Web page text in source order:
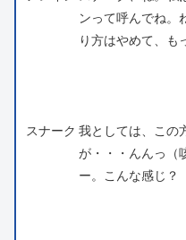
ンって呼んでね。
り方はやめて、も
スナーク 我としては、この
が・・・んんっ（
ー。こんな感じ？